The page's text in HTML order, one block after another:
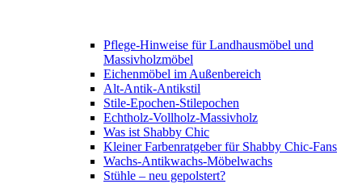
Pflege-Hinweise für Landhausmöbel und
Massivholzmöbel
Eichenmöbel im Außenbereich
Alt-Antik-Antikstil
Stile-Epochen-Stilepochen
Echtholz-Vollholz-Massivholz
Was ist Shabby Chic
Kleiner Farbenratgeber für Shabby Chic-Fans
Wachs-Antikwachs-Möbelwachs
Stühle – neu gepolstert?